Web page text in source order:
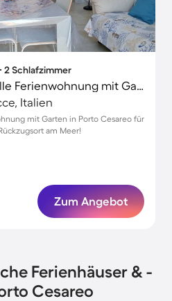
2 Schlafzimmer
Kinderfreundliche tolle Ferienwohnung mit Garten | Neben dem Strand
Italien
mit Garten in Porto Cesareo für
am Meer!
Zum Angebot
Ferienhäuser & -
Cesareo